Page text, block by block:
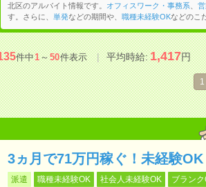
北区のアルバイト情報です。 オフィスワーク・事務系
す。さらに、
単発などの期間や、 職種未経験OKなどのこ
件中1～50件表示 平均時給:1,417円
1
3ヵ月で71万円稼ぐ！未経験
派遣 職種未経験OK 社会人未経験OK ブランク